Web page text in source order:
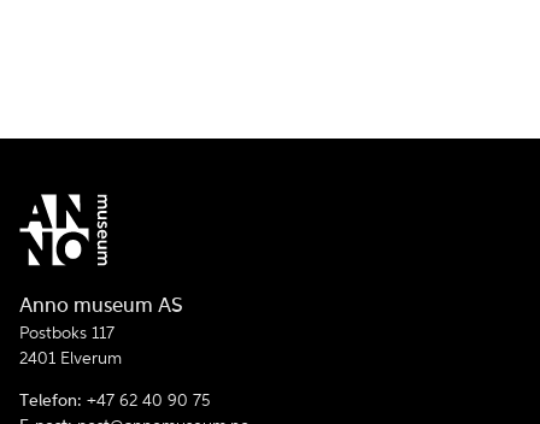
Anno museum AS
Postboks 117
2401 Elverum
Telefon: +47 62 40 90 75